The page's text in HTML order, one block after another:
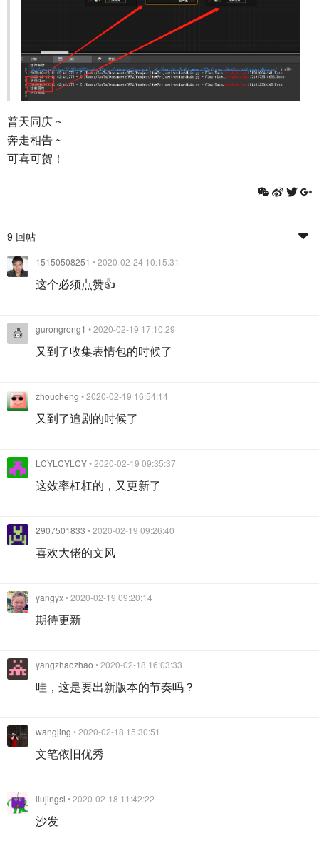
普天同庆 ~
奔走相告 ~
可喜可贺！
9 回帖
15150508251 • 2020-02-24 10:15:31
这个必须点赞👍
gurongrong1 • 2020-02-19 17:10:29
又到了收集表情包的时候了
zhoucheng • 2020-02-19 16:54:14
又到了追剧的时候了
LCYLCYLCY• 2020-02-19 09:35:37
这效率杠杠的，又更新了
2907501833 • 2020-02-19 09:26:40
喜欢大佬的文风
yangyx• 2020-02-19 09:20:14
期待更新
yangzhaozhao • 2020-02-18 16:03:33
哇，这是要出新版本的节奏吗？
wangjing • 2020-02-18 15:30:51
文笔依旧优秀
liujingsi • 2020-02-18 11:42:22
沙发